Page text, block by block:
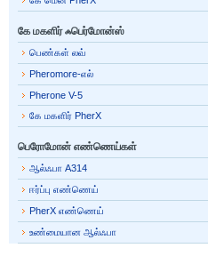
கே மகளிர் ஃபெர்மோன்ஸ்
பெண்கள் லவ்
Pheromore-எல்
Pherone V-5
கே மகளிர் PherX
பெரோமோன் எண்ணெய்கள்
ஆல்ஃபா A314
ஈர்ப்பு எண்ணெய்
PherX எண்ணெய்
உண்மையான ஆல்ஃபா